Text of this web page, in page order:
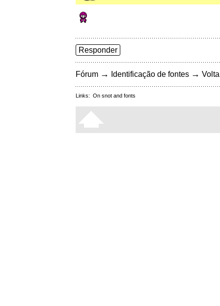
Responder
Fórum → Identificação de fontes →
Links: On snot and fonts